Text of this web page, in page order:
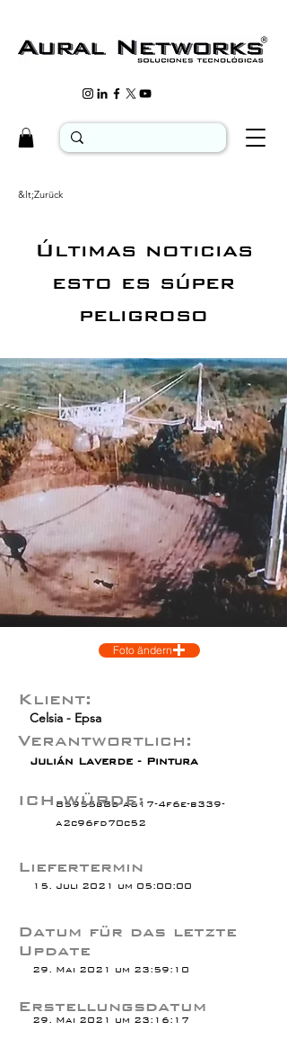
&lt;Zurück
Últimas noticias
esto es súper
peligroso
Foto ändern
Celsia - Epsa
Klient:
Verantwortlich:
Julián Laverde - Pintura
85955b8d-a617-4f6e-b339-
a2c96fd70c52
ICH WÜRDE:
Liefertermin
15. Juli 2021 um 05:00:00
Datum für das letzte
Update
29. Mai 2021 um 23:59:10
29. Mai 2021 um 23:16:17
Erstellungsdatum